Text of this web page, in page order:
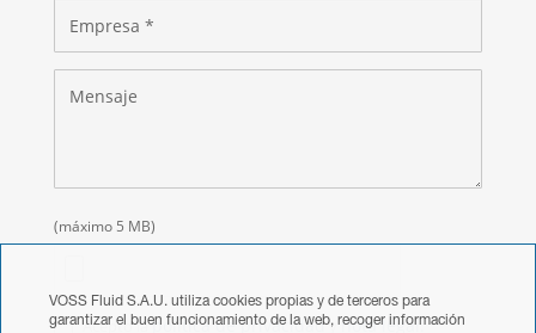
(máximo 5 MB)
Acepto lapolítica de privacidadynota legal.
VOSS Fluid S.A.U. utiliza cookies propias y de terceros para
garantizar el buen funcionamiento de la web, recoger información